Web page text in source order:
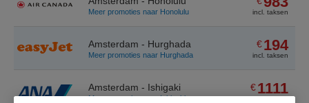
Meer promoties naar Honolulu incl. taksen
Amsterdam - Hurghada
Meer promoties naar Hurghada
€194
incl. taksen
Amsterdam - Ishigaki
Meer promoties naar Ishigaki
€1111
incl. taksen